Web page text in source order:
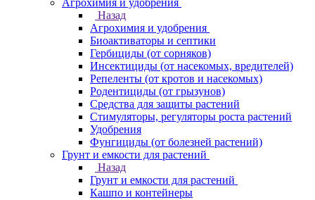
Агрохимия и удобрения
Назад
Агрохимия и удобрения
Биоактиваторы и септики
Гербициды (от сорняков)
Инсектициды (от насекомых, вредителей)
Репеленты (от кротов и насекомых)
Родентициды (от грызунов)
Средства для защиты растений
Стимуляторы, регуляторы роста растений
Удобрения
Фунгициды (от болезней растений)
Грунт и емкости для растений
Назад
Грунт и емкости для растений
Кашпо и контейнеры